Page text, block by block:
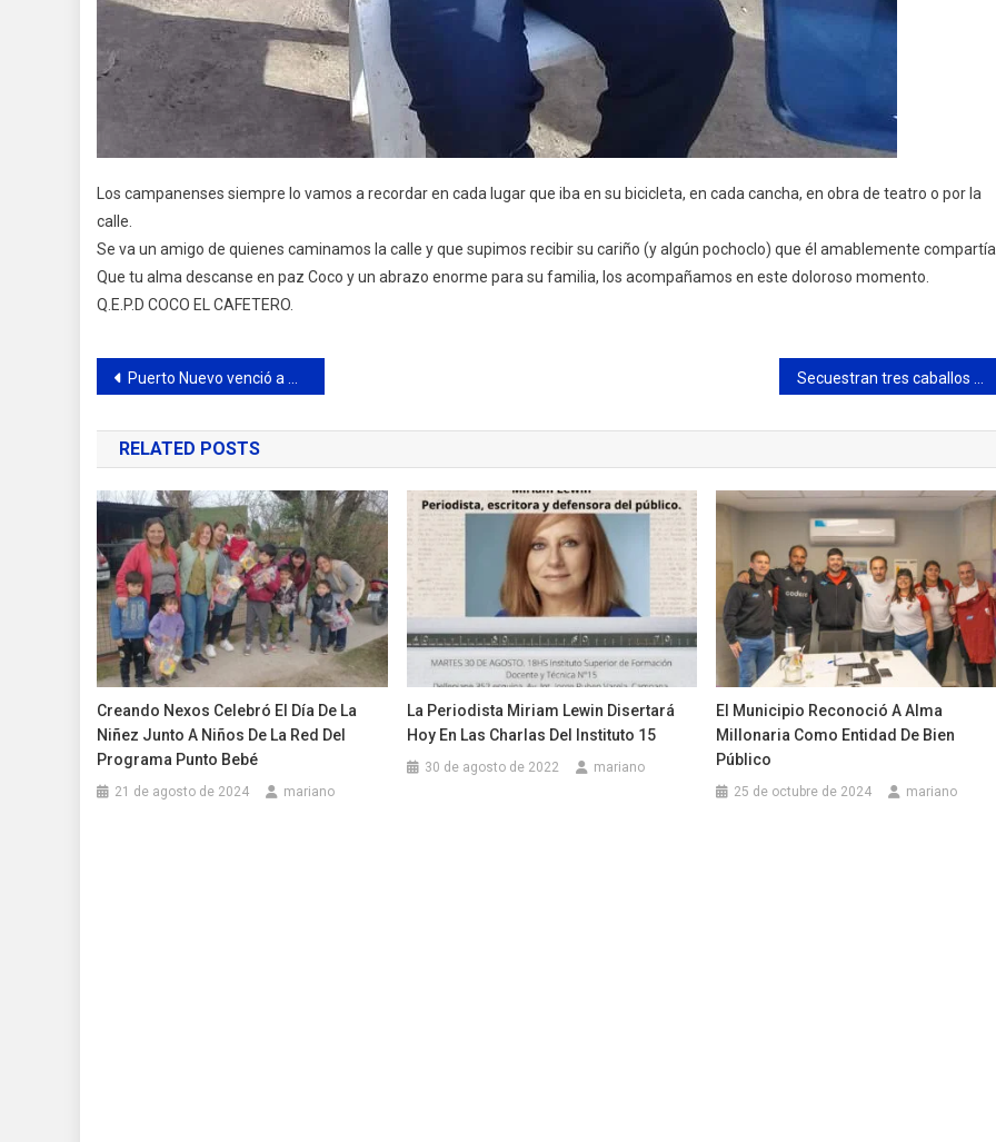
Los campanenses siempre lo vamos a recordar en cada lugar que iba en su bicicleta, en cada cancha, en obra de teatro o por la
calle.
Se va un amigo de quienes caminamos la calle y que supimos recibir su cariño (y algún pochoclo) que él amablemente
Que tu alma descanse en paz Coco y un abrazo enorme para su familia, los acompañamos en este doloroso momento.
Q.E.P.D COCO EL CAFETERO.
Navegación
de
entradas
Puerto Nuevo venció a Argentino (R) por 2-1
RELATED POSTS
Creando Nexos Celebró El Día De La
Niñez Junto A Niños De La Red Del
Programa Punto Bebé
21 de agosto de 2024 mariano
La Periodista Miriam Lewin Disertará
Hoy En Las Charlas Del Instituto 15
30 de agosto de 2022 mariano
El Municipio Reconoció A Alma
Millonaria Como Entidad De Bien
Público
25 de octubre de 2024 mariano